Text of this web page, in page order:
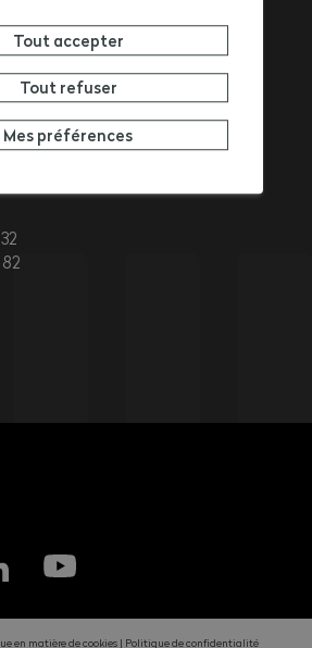
des
en matière de cookies Politique de confidentialité
Tout accepter
Tout refuser
Mes préférences